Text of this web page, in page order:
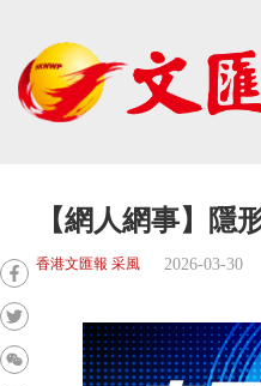
【網人網事】隱
香港文匯報 采風 2026-03-30